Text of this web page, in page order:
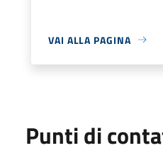
VAI ALLA PAGINA
Punti di